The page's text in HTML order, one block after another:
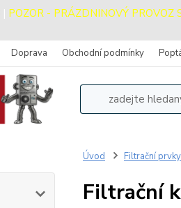
| POZOR - PRÁZDNINOVÝ
Doprava Obchodní podmínky
Úvod Filtrační prvky
Filtrační